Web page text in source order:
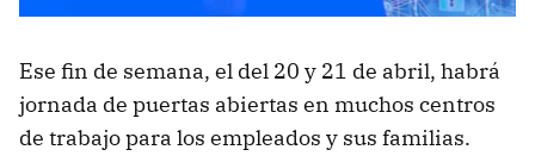
Ese fin de semana, el del 20 y 21 de abril, habrá
jornada de puertas abiertas en muchos centros
de trabajo para los empleados y sus familias.